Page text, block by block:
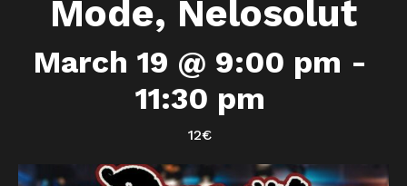
Mode, Nelosolut
March 19 @ 9:00 pm -
11:30 pm
12€